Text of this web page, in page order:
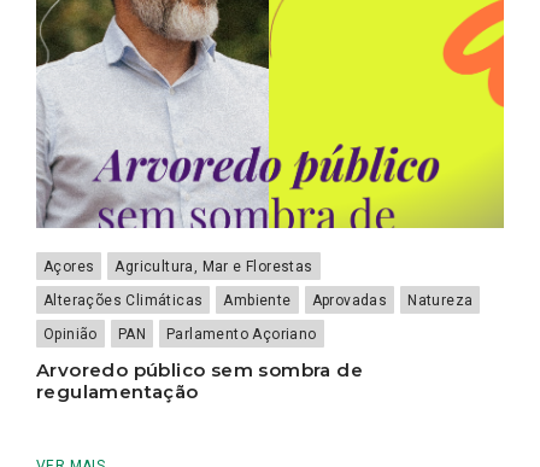
Açores
Agricultura, Mar e Florestas
Alterações Climáticas
Ambiente Aprovadas
Natureza
Opinião
PAN Parlamento Açoriano
Arvoredo público sem sombra de
regulamentação